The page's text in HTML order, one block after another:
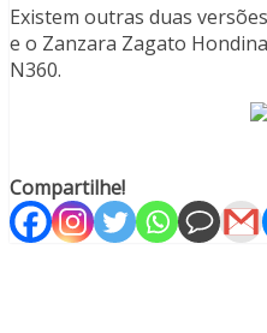
Existem outras duas
e o Zanzara Zagato
N360.
Compartilhe!